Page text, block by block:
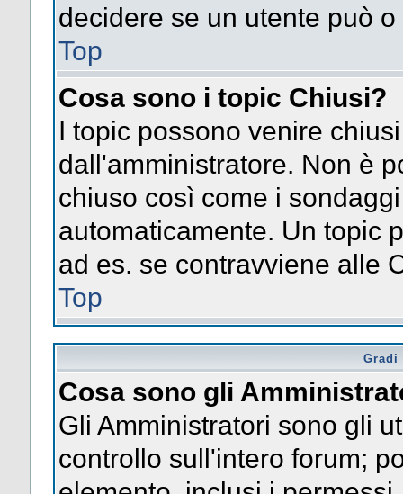
decidere se un utente può
Top
Cosa sono i topic Chiusi?
I topic possono venire
dall'amministratore. Non è
chiuso così come i
automaticamente. Un topic
ad es. se contravviene alle
Top
Gradi
Cosa sono gli
Gli Amministratori sono gli
controllo sull'intero forum;